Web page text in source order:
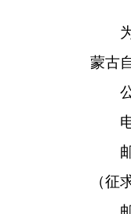
蒙古
（征